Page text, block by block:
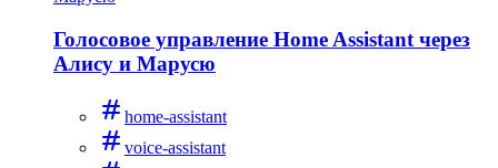
Голосовое управление Home Assistant через
Алису и Марусю
home-assistant
voice-assistant